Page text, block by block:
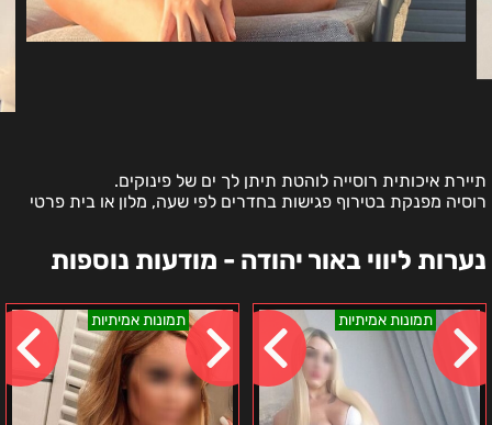
תיירת איכותית רוסייה לוהטת תיתן לך ים של פינוקים.
רוסיה מפנקת בטירוף פגישות בחדרים לפי שעה, מלון או בית פרטי
נערות ליווי באור יהודה - מודעות נוספות
תמונות אמיתיות
אלכסה
–
קריות
תמונות אמיתיות
באזור
הצפון
-
קרינה